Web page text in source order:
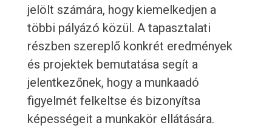
jelölt számára, hogy kiemelkedjen a
többi pályázó közül. A tapasztalati
részben szereplő konkrét eredmények
és projektek bemutatása segít a
jelentkezőnek, hogy a munkaadó
figyelmét felkeltse és bizonyítsa
képességeit a munkakör ellátására.